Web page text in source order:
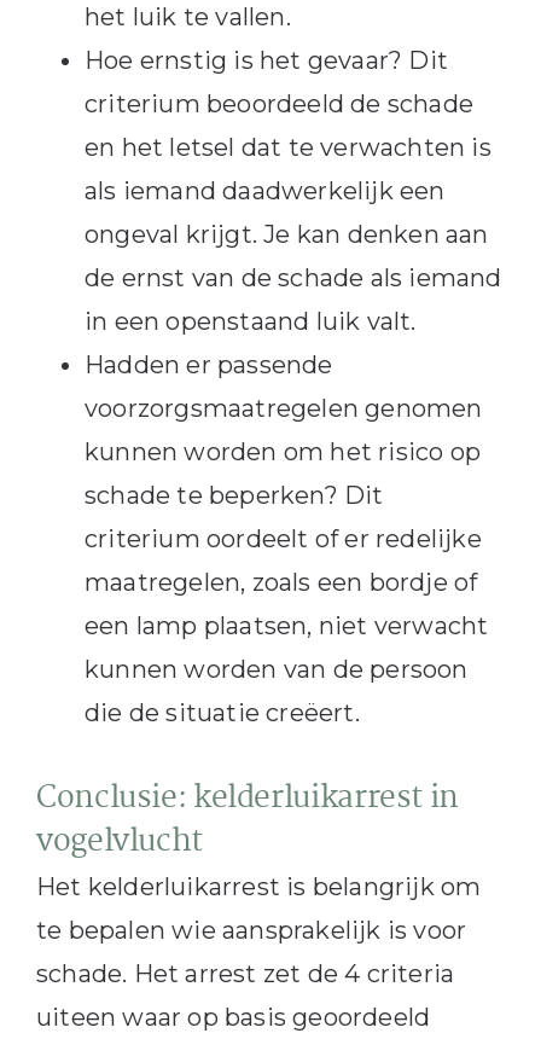
het luik te vallen.
Hoe ernstig is het gevaar? Dit
criterium beoordeeld de schade
en het letsel dat te verwachten is
als iemand daadwerkelijk een
ongeval krijgt. Je kan denken aan
de ernst van de schade als iemand
in een openstaand luik valt.
Hadden er passende
voorzorgsmaatregelen genomen
kunnen worden om het risico op
schade te beperken? Dit
criterium oordeelt of er redelijke
maatregelen, zoals een bordje of
een lamp plaatsen, niet verwacht
kunnen worden van de persoon
die de situatie creëert.
Conclusie: kelderluikarrest in
vogelvlucht
Het kelderluikarrest is belangrijk om
te bepalen wie aansprakelijk is voor
schade. Het arrest zet de 4 criteria
uiteen waar op basis geoordeeld